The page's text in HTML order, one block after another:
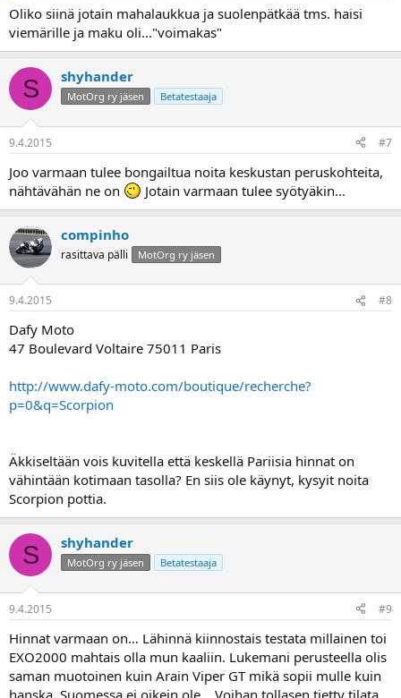
Oliko siinä jotain mahalaukkua ja suolenpätkää tms. haisi
viemärille ja maku oli..."voimakas"
S shyhander
MotOrg ry jäsen Betatestaaja
9.4.2015 #7
Joo varmaan tulee bongailtua noita keskustan peruskohteita,
nähtävähän ne on
Jotain varmaan tulee syötyäkin…
compinho
rasittava pälli MotOrg ry jäsen
9.4.2015 #8
Dafy Moto
47 Boulevard Voltaire 75011 Paris
http://www.dafy-moto.com/boutique/recherche?
p=0&q=Scorpion
Äkkiseltään vois kuvitella että keskellä Pariisia hinnat on
vähintään kotimaan tasolla? En siis ole käynyt, kysyit noita
Scorpion pottia.
S shyhander
MotOrg ry jäsen Betatestaaja
9.4.2015 #9
Hinnat varmaan on… Lähinnä kiinnostais testata millainen toi
EXO2000 mahtais olla mun kaaliin. Lukemani perusteella olis
saman muotoinen kuin Arain Viper GT mikä sopii mulle kuin
hanska. Suomessa ei oikein ole… Voihan tollasen tietty tilata